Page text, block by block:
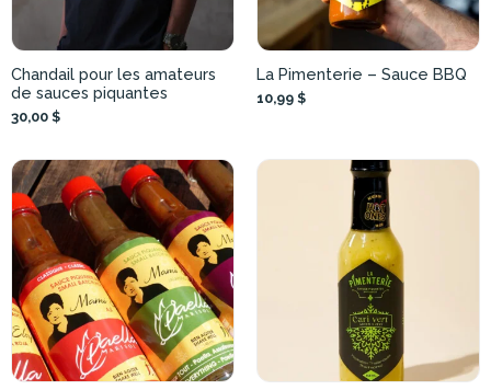
Chandail pour les amateurs
de sauces piquantes
30,00 $
La Pimenterie – Sauce BBQ
10,99 $